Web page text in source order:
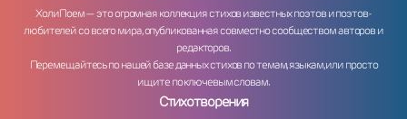
ХолиПоем — это огромная коллекция стихов известных поэтов и поэтов-
любителей со всего мира, опубликованная совместно сообществом авторов и
редакторов.
Перемещайтесь по нашей базе данных стихов по темам, языкам, или просто
ищите по ключевым словам.
Стихотворения